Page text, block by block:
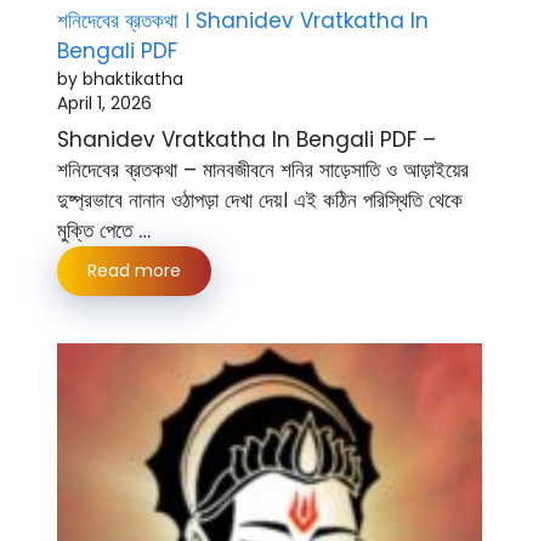
শনিদেবের ব্রতকথা । Shanidev Vratkatha In
Bengali PDF
by bhaktikatha
April 1, 2026
Shanidev Vratkatha In Bengali PDF –
শনিদেবের ব্রতকথা – মানবজীবনে শনির সাড়েসাতি ও আড়াইয়ের
দুষ্প্রভাবে নানান ওঠাপড়া দেখা দেয়। এই কঠিন পরিস্থিতি থেকে
মুক্তি পেতে …
Read more